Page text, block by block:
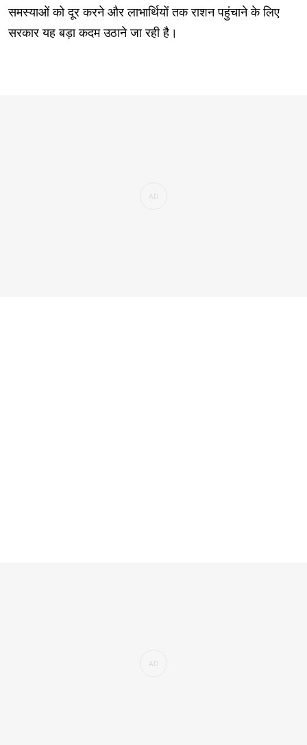
समस्याओं को दूर करने और लाभार्थियों तक राशन पहुंचाने के लिए
सरकार यह बड़ा कदम उठाने जा रही है।